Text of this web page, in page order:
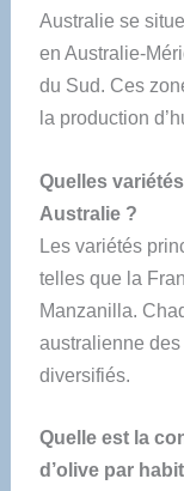
Australie se
en Australie-
du Sud. Ces
la production
Quelles
Australie ?
Les variétés
telles que la
Manzanilla.
australienne
diversifiés.
Quelle est la
d’olive par